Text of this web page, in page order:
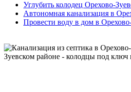
Углубить колодец Орехово-
Автономная канализация в
Провести воду в дом в